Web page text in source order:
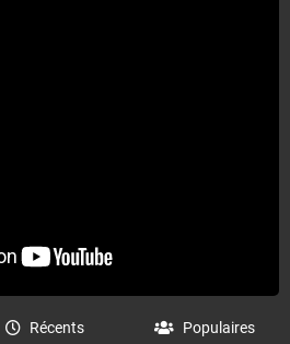
Récents Populaires